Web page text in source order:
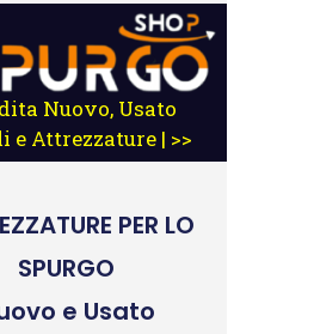
Nuovo, Usato
e Attrezzature | >>
PER LO
SPURGO
e Usato